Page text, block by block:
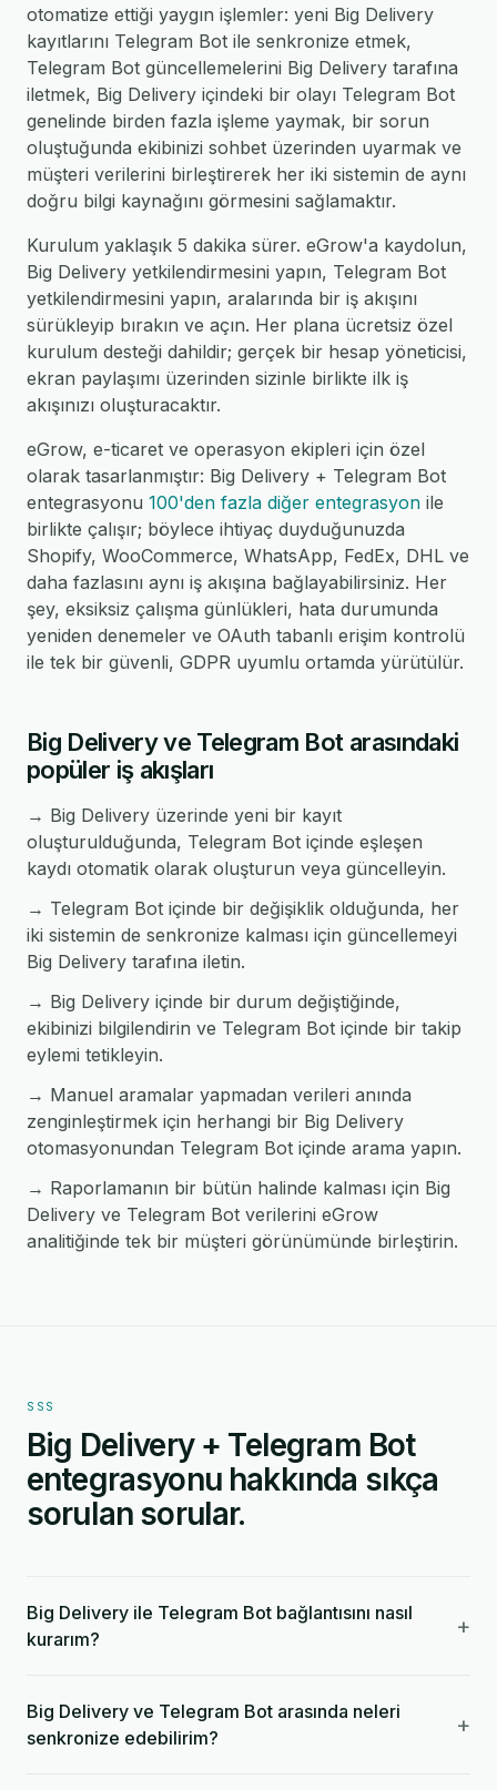
otomatize ettiği yaygın işlemler: yeni Big Delivery
kayıtlarını Telegram Bot ile senkronize etmek,
Telegram Bot güncellemelerini Big Delivery tarafına
iletmek, Big Delivery içindeki bir olayı Telegram Bot
genelinde birden fazla işleme yaymak, bir sorun
oluştuğunda ekibinizi sohbet üzerinden uyarmak ve
müşteri verilerini birleştirerek her iki sistemin de aynı
doğru bilgi kaynağını görmesini sağlamaktır.
Kurulum yaklaşık 5 dakika sürer. eGrow'a kaydolun,
Big Delivery yetkilendirmesini yapın, Telegram Bot
yetkilendirmesini yapın, aralarında bir iş akışını
sürükleyip bırakın ve açın. Her plana ücretsiz özel
kurulum desteği dahildir; gerçek bir hesap yöneticisi,
ekran paylaşımı üzerinden sizinle birlikte ilk iş
akışınızı oluşturacaktır.
eGrow, e-ticaret ve operasyon ekipleri için özel
olarak tasarlanmıştır: Big Delivery + Telegram Bot
entegrasyonu 100'den fazla diğer entegrasyon ile
birlikte çalışır; böylece ihtiyaç duyduğunuzda
Shopify, WooCommerce, WhatsApp, FedEx, DHL ve
daha fazlasını aynı iş akışına bağlayabilirsiniz. Her
şey, eksiksiz çalışma günlükleri, hata durumunda
yeniden denemeler ve OAuth tabanlı erişim kontrolü
ile tek bir güvenli, GDPR uyumlu ortamda yürütülür.
Big Delivery ve Telegram Bot arasındaki
popüler iş akışları
→ Big Delivery üzerinde yeni bir kayıt
oluşturulduğunda, Telegram Bot içinde eşleşen
kaydı otomatik olarak oluşturun veya güncelleyin.
→ Telegram Bot içinde bir değişiklik olduğunda, her
iki sistemin de senkronize kalması için güncellemeyi
Big Delivery tarafına iletin.
→ Big Delivery içinde bir durum değiştiğinde,
ekibinizi bilgilendirin ve Telegram Bot içinde bir takip
eylemi tetikleyin.
→ Manuel aramalar yapmadan verileri anında
zenginleştirmek için herhangi bir Big Delivery
otomasyonundan Telegram Bot içinde arama yapın.
→ Raporlamanın bir bütün halinde kalması için Big
Delivery ve Telegram Bot verilerini eGrow
analitiğinde tek bir müşteri görünümünde birleştirin.
SSS
Big Delivery + Telegram Bot
entegrasyonu hakkında sıkça
sorulan sorular.
Big Delivery ile Telegram Bot bağlantısını nasıl
kurarım?
+
Big Delivery ve Telegram Bot arasında neleri
senkronize edebilirim?
+